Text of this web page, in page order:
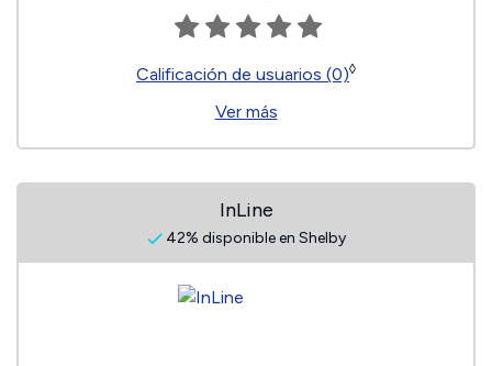
Calificación de usuarios (0)◊
Ver más
InLine
42% disponible en Shelby